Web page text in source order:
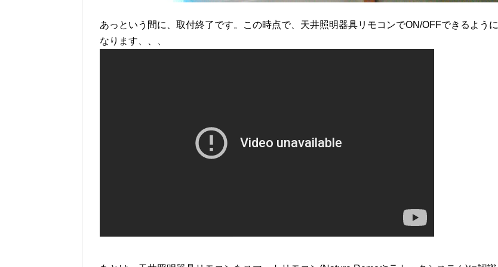
あっという間に、取付終了です。この時点で、天井照明器具リモコンでON/OFFできるように
なります、、、